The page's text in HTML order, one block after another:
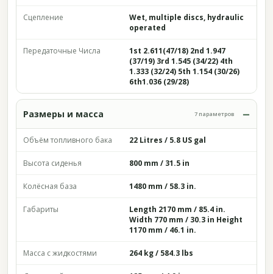
Сцепление
Wet, multiple discs, hydraulic
operated
Передаточные Числа
1st 2.611(47/18) 2nd 1.947
(37/19) 3rd 1.545 (34/22) 4th
1.333 (32/24) 5th 1.154 (30/26)
6th1.036 (29/28)
Размеры и масса 7 параметров
Объём топливного бака 22 Litres / 5.8 US gal
Высота сиденья 800 mm / 31.5 in
Колёсная база 1480 mm / 58.3 in.
Габариты
Length 2170 mm / 85.4 in.
Width 770 mm / 30.3 in Height
1170 mm / 46.1 in.
Масса с жидкостями 264 kg / 584.3 lbs